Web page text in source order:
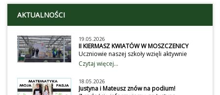
AKTUALNOŚCI
19.05.2026
II KIERMASZ KWIATÓW W MOSZCZENICY
Uczniowie naszej szkoły wzięli aktywnie
udział obchodach II Gminnego Kiermaszu
Kwiatów. Wystawili przedstawienie dla
temat dbania o środowisko. Wiecej
na:https://ug.moszczenica.eu/article/2047/ii-
Czytaj więcej...
18.05.2026
Justyna i Mateusz znów na podium!